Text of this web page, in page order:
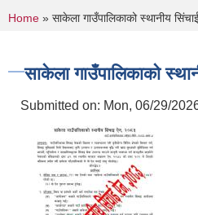
You are here
Home » साकेला गाउँपालिकाको स्थानीय
साकेला गाउँपालिकाको
Submitted on: Mon, 06/29/